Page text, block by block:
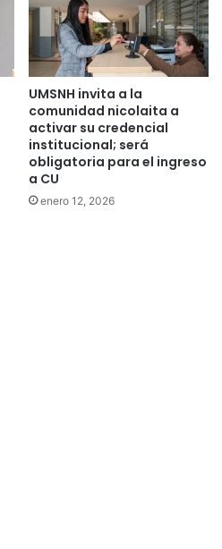
UMSNH invita a la
comunidad nicolaita a
activar su credencial
institucional; será
obligatoria para el ingreso
a CU
enero 12, 2026